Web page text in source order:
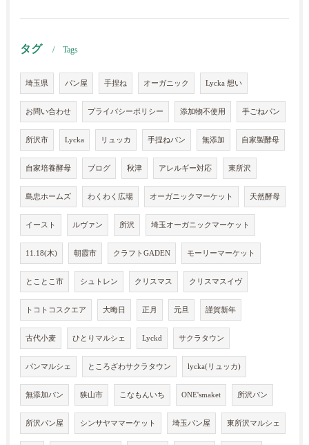
タグ Tags
埼玉県 パン屋 手捏ね オーガニック Lycka 想い
お問い合わせ プライバシーポリシー 添加物不使用 手ごねパン
所沢市 Lycka リュッカ 手捏ねパン 無添加 自家製酵母
自家培養酵母 ブログ 秋津 アレルギー対応 東所沢
島忠ホームズ わくわく広場 オーガニックマーケット 天然酵母
イースト ルヴァン 所沢 埼玉オーガニックマーケット
11.18(木) 朝霞市 クラフトGADEN モーリーマーケット
とことこ市 シュトレン クリスマス クリスマスイヴ
トコトコスクエア 大晦日 正月 元旦 謹賀新年
古代小麦 ひとりマルシェ Lyckd サクラタウン
パンマルシェ ところざわサクラタウン lycka(リュッカ)
無添加パン 狭山市 こなもんいち ONE'smaket 所沢パン
所沢パン屋 シンサヤママーケット 埼玉パン屋 東所沢マルシェ